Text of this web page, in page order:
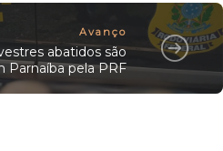
Avanço
abatidos são
Parnaíba pela PRF